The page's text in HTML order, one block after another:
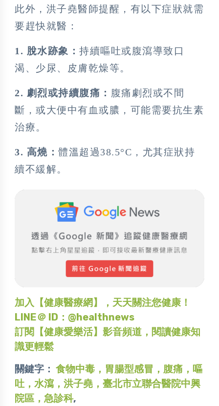
此外，洪子堯醫師提醒，有以下症狀就需
要趕快就醫：
1. 脫水跡象： 持續嘔吐或腹瀉導致口
渴、少尿、皮膚乾燥等。
2. 劇烈或持續腹痛： 腹痛劇烈或不間
斷，或大便中有血或膿，可能需要抗生素
治療。
3. 高燒： 體溫超過38.5°C，尤其症狀持
續不緩解。
加入【健康醫療網】，天天關注您健康！
LINE＠ ID：@healthnews
訂閱【健康愛樂活】影音頻道，閱讀健康知
識更輕鬆
關鍵字： 食物中毒，胃腸型感冒，腹痛，嘔
吐，水瀉，洪子堯，臺北市立聯合醫院中興
院區，急診科,